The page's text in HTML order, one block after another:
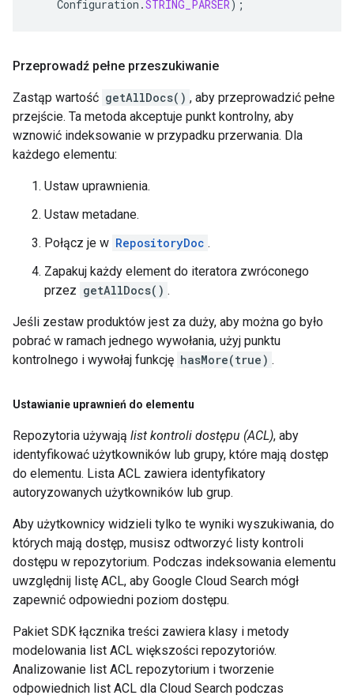
Configuration .STRING_PARSER );
Przeprowadź pełne przeszukiwanie
Zastąp wartość getAllDocs() , aby przeprowadzić pełne
przejście. Ta metoda akceptuje punkt kontrolny, aby
wznowić indeksowanie w przypadku przerwania. Dla
każdego elementu:
Ustaw uprawnienia.
Ustaw metadane.
Połącz je w RepositoryDoc .
Zapakuj każdy element do iteratora zwróconego
przez getAllDocs() .
Jeśli zestaw produktów jest za duży, aby można go było
pobrać w ramach jednego wywołania, użyj punktu
kontrolnego i wywołaj funkcję hasMore(true) .
Ustawianie uprawnień do elementu
Repozytoria używają list kontroli dostępu (ACL), aby
identyfikować użytkowników lub grupy, które mają dostęp
do elementu. Lista ACL zawiera identyfikatory
autoryzowanych użytkowników lub grup.
Aby użytkownicy widzieli tylko te wyniki wyszukiwania, do
których mają dostęp, musisz odtworzyć listy kontroli
dostępu w repozytorium. Podczas indeksowania elementu
uwzględnij listę ACL, aby Google Cloud Search mógł
zapewnić odpowiedni poziom dostępu.
Pakiet SDK łącznika treści zawiera klasy i metody
modelowania list ACL większości repozytoriów.
Analizowanie list ACL repozytorium i tworzenie
odpowiednich list ACL dla Cloud Search podczas